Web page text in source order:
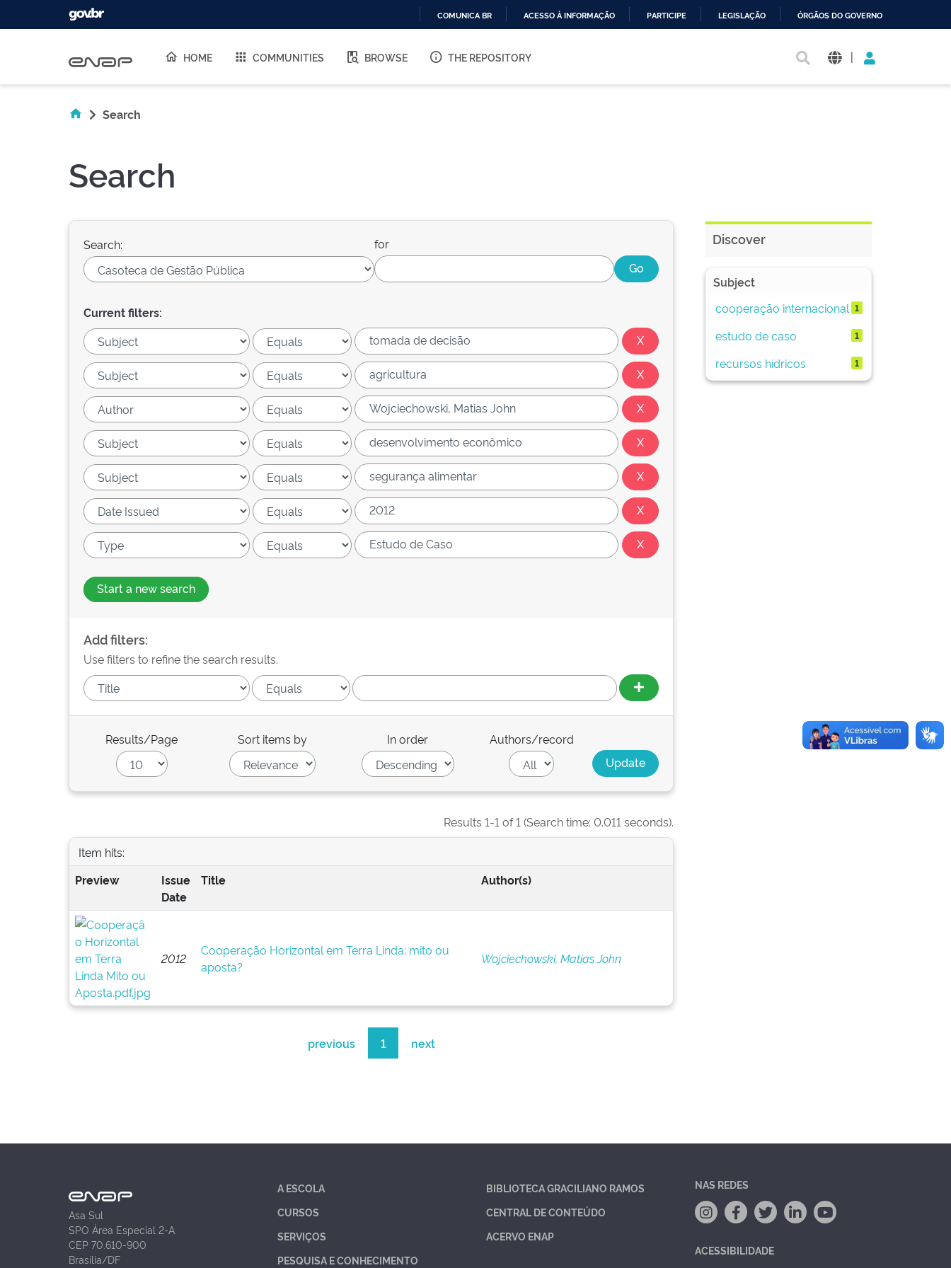
O
COMUNICA BR ACESSO À INFORMAÇÃO PARTICIPE LEGISLAÇÃO ÓRGÃOS DO GOVERNO
HOME COMMUNITIES BROWSE THE REPOSITORY |
Search
Search
Search: for
Current filters:
Start a new search
Add filters:
Use filters to refine the search results.
Results/Page Sort items by In order Authors/record
Results 1-1 of 1 (Search time: 0.011 seconds).
Item hits:
Preview
Issue
Date
Title Author(s)
2012
Cooperação Horizontal em Terra Linda: mito ou
aposta?
Wojciechowski, Matias John
previous 1 next
Discover
Subject
cooperação internacional 1
estudo de caso 1
recursos hídricos 1
Asa Sul
SPO Área Especial 2-A
CEP 70.610-900
Brasília/DF
A ESCOLA
CURSOS
SERVIÇOS
PESQUISA E CONHECIMENTO
BIBLIOTECA GRACILIANO RAMOS
CENTRAL DE CONTEÚDO
ACERVO ENAP
NAS REDES
ACESSIBILIDADE